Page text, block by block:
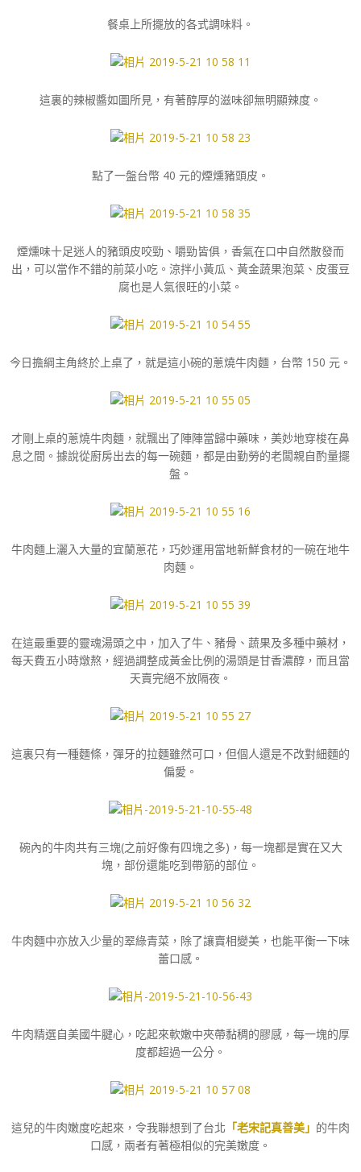
餐桌上所擺放的各式調味料。
這裏的辣椒醬如圖所見，有著醇厚的滋味卻無明顯辣度。
點了一盤台幣 40 元的煙燻豬頭皮。
煙燻味十足迷人的豬頭皮咬勁、嚼勁皆俱，香氣在口中自然散發而
出，可以當作不錯的前菜小吃。涼拌小黃瓜、黃金蔬果泡菜、皮蛋豆
腐也是人氣很旺的小菜。
今日擔綱主角終於上桌了，就是這小碗的蔥燒牛肉麵，台幣 150 元。
才剛上桌的蔥燒牛肉麵，就飄出了陣陣當歸中藥味，美妙地穿梭在鼻
息之間。據說從廚房出去的每一碗麵，都是由勤勞的老闆親自酌量擺
盤。
牛肉麵上灑入大量的宜蘭蔥花，巧妙運用當地新鮮食材的一碗在地牛
肉麵。
在這最重要的靈魂湯頭之中，加入了牛、豬骨、蔬果及多種中藥材，
每天費五小時燉熬，經過調整成黃金比例的湯頭是甘香濃醇，而且當
天賣完絕不放隔夜。
這裏只有一種麵條，彈牙的拉麵雖然可口，但個人還是不改對細麵的
偏愛。
碗內的牛肉共有三塊(之前好像有四塊之多)，每一塊都是實在又大
塊，部份還能吃到帶筋的部位。
牛肉麵中亦放入少量的翠綠青菜，除了讓賣相變美，也能平衡一下味
蕾口感。
牛肉精選自美國牛腱心，吃起來軟嫩中夾帶黏稠的膠感，每一塊的厚
度都超過一公分。
這兒的牛肉嫩度吃起來，令我聯想到了台北 「老宋記真善美」 的牛肉
口感，兩者有著極相似的完美嫩度。